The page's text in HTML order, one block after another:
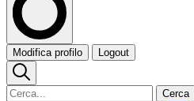
Modifica profilo Logout
Cerca